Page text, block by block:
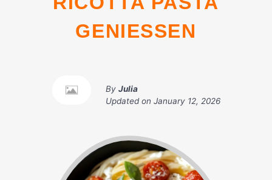
GENIESSEN
By Julia
Updated on January 12, 2026